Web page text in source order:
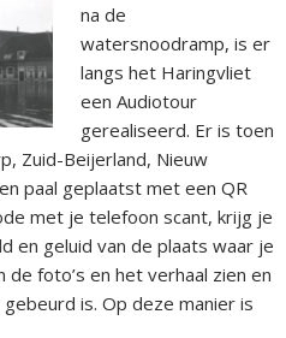
na de
watersnoodramp, is er
langs het Haringvliet
een Audiotour
gerealiseerd. Er is toen
Zuid-Beijerland, Nieuw
paal geplaatst met een QR
met je telefoon scant, krijg je
en geluid van de plaats waar je
foto’s en het verhaal zien en
is. Op deze manier is